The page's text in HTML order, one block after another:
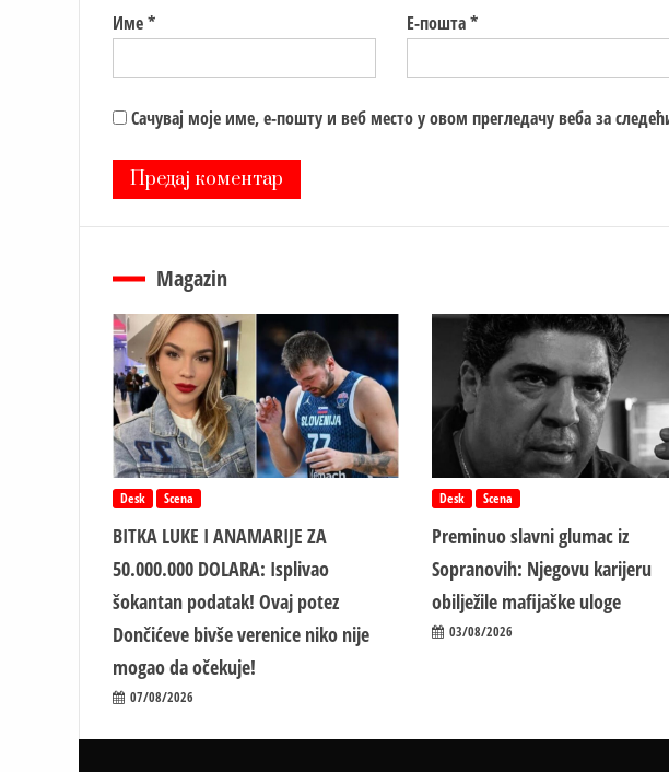
Име* Е-пошта*
Сачувај моје име, е-пошту и веб место у овом прегледачу веба за
Magazin
Desk Scena
BITKA LUKE I ANAMARIJE ZA
50.000.000 DOLARA: Isplivao
šokantan podatak! Ovaj potez
Dončićeve bivše verenice niko nije
mogao da očekuje!
07/08/2026
Desk Scena
Preminuo slavni glumac iz
Sopranovih: Njegovu karijeru
obilježile mafijaške uloge
03/08/2026